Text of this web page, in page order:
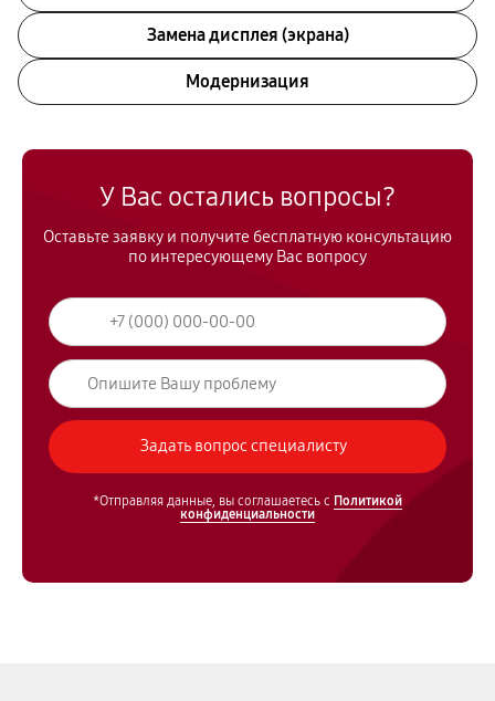
Замена дисплея (экрана)
Модернизация
У Вас остались вопросы?
Оставьте заявку и получите бесплатную консультацию
по интересующему Вас вопросу
*Отправляя данные, вы соглашаетесь с Политикой
конфиденциальности